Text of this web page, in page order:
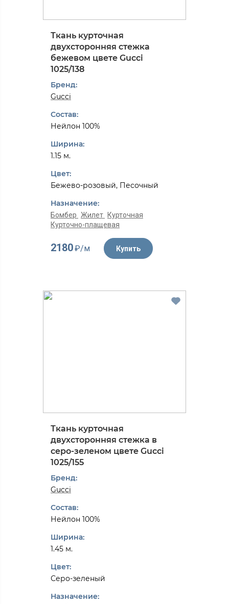
Ткань курточная
двухсторонняя стежка
бежевом цвете Gucci
1025/138
Бренд:
Gucci
Состав:
Нейлон 100%
Ширина:
1.15 м.
Цвет:
Бежево-розовый, Песочный
Назначение:
Бомбер Жилет
Курточная
Курточно-плащевая
2180₽/м Купить
Ткань курточная
двухсторонняя стежка в
серо-зеленом цвете Gucci
1025/155
Бренд:
Gucci
Состав:
Нейлон 100%
Ширина:
1.45 м.
Цвет:
Серо-зеленый
Назначение: